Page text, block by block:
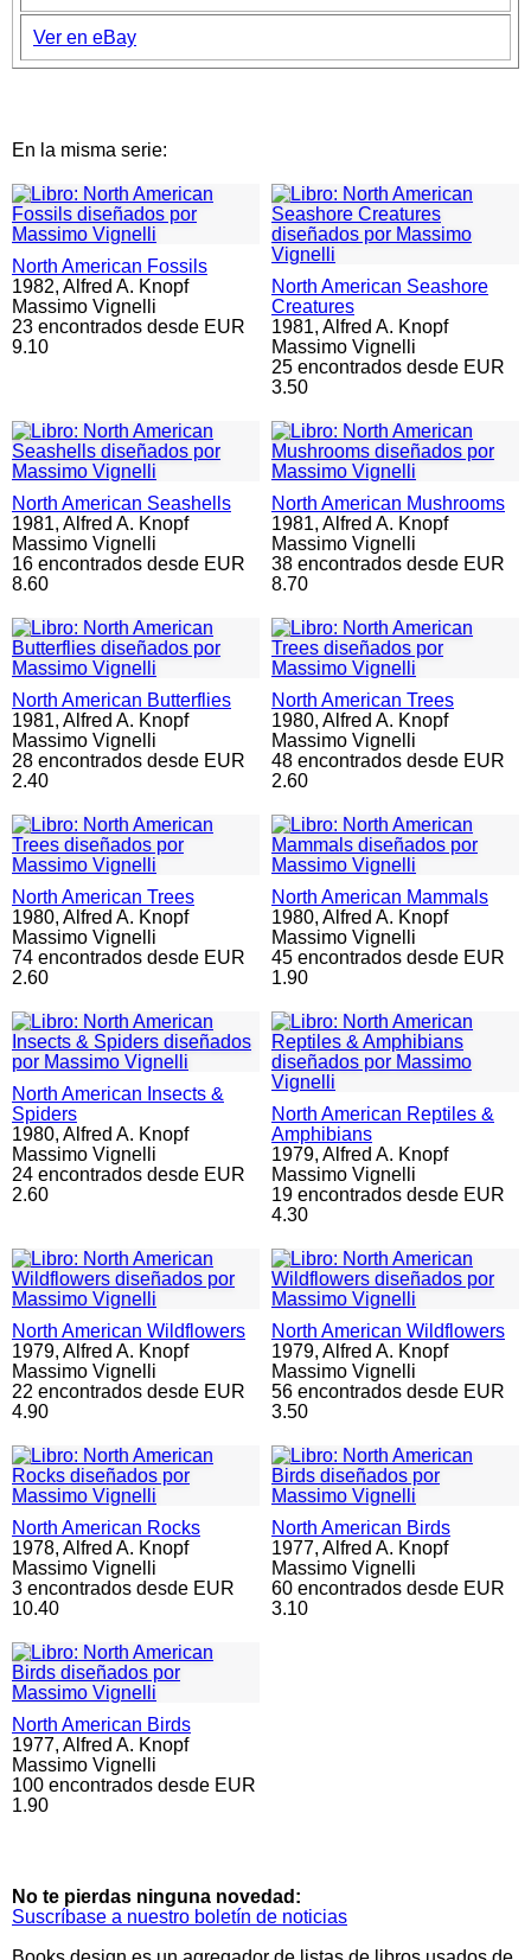
Ver en eBay
En la misma serie:
North American Fossils
1982, Alfred A. Knopf
Massimo Vignelli
23 encontrados desde EUR
9.10
North American Seashore
Creatures
1981, Alfred A. Knopf
Massimo Vignelli
25 encontrados desde EUR
3.50
North American Seashells
1981, Alfred A. Knopf
Massimo Vignelli
16 encontrados desde EUR
8.60
North American Mushrooms
1981, Alfred A. Knopf
Massimo Vignelli
38 encontrados desde EUR
8.70
North American Butterflies
1981, Alfred A. Knopf
Massimo Vignelli
28 encontrados desde EUR
2.40
North American Trees
1980, Alfred A. Knopf
Massimo Vignelli
48 encontrados desde EUR
2.60
North American Trees
1980, Alfred A. Knopf
Massimo Vignelli
74 encontrados desde EUR
2.60
North American Mammals
1980, Alfred A. Knopf
Massimo Vignelli
45 encontrados desde EUR
1.90
North American Insects &
Spiders
1980, Alfred A. Knopf
Massimo Vignelli
24 encontrados desde EUR
2.60
North American Reptiles &
Amphibians
1979, Alfred A. Knopf
Massimo Vignelli
19 encontrados desde EUR
4.30
North American Wildflowers
1979, Alfred A. Knopf
Massimo Vignelli
22 encontrados desde EUR
4.90
North American Wildflowers
1979, Alfred A. Knopf
Massimo Vignelli
56 encontrados desde EUR
3.50
North American Rocks
1978, Alfred A. Knopf
Massimo Vignelli
3 encontrados desde EUR
10.40
North American Birds
1977, Alfred A. Knopf
Massimo Vignelli
60 encontrados desde EUR
3.10
North American Birds
1977, Alfred A. Knopf
Massimo Vignelli
100 encontrados desde EUR
1.90
No te pierdas ninguna novedad:
Suscríbase a nuestro boletín de noticias